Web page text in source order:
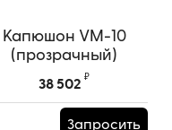
Капюшон VM-10
(прозрачный)
38 502
₽
Запросить